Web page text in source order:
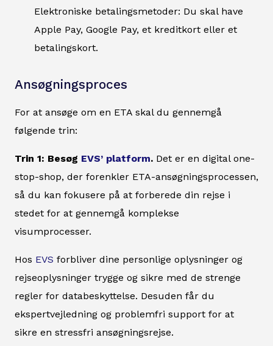
Elektroniske betalingsmetoder: Du skal have
Apple Pay, Google Pay, et kreditkort eller et
betalingskort.
Ansøgningsproces
For at ansøge om en ETA skal du gennemgå
følgende trin:
Trin 1: Besøg EVS’ platform. Det er en digital one-
stop-shop, der forenkler ETA-ansøgningsprocessen,
så du kan fokusere på at forberede din rejse i
stedet for at gennemgå komplekse
visumprocesser.
Hos EVS forbliver dine personlige oplysninger og
rejseoplysninger trygge og sikre med de strenge
regler for databeskyttelse. Desuden får du
ekspertvejledning og problemfri support for at
sikre en stressfri ansøgningsrejse.